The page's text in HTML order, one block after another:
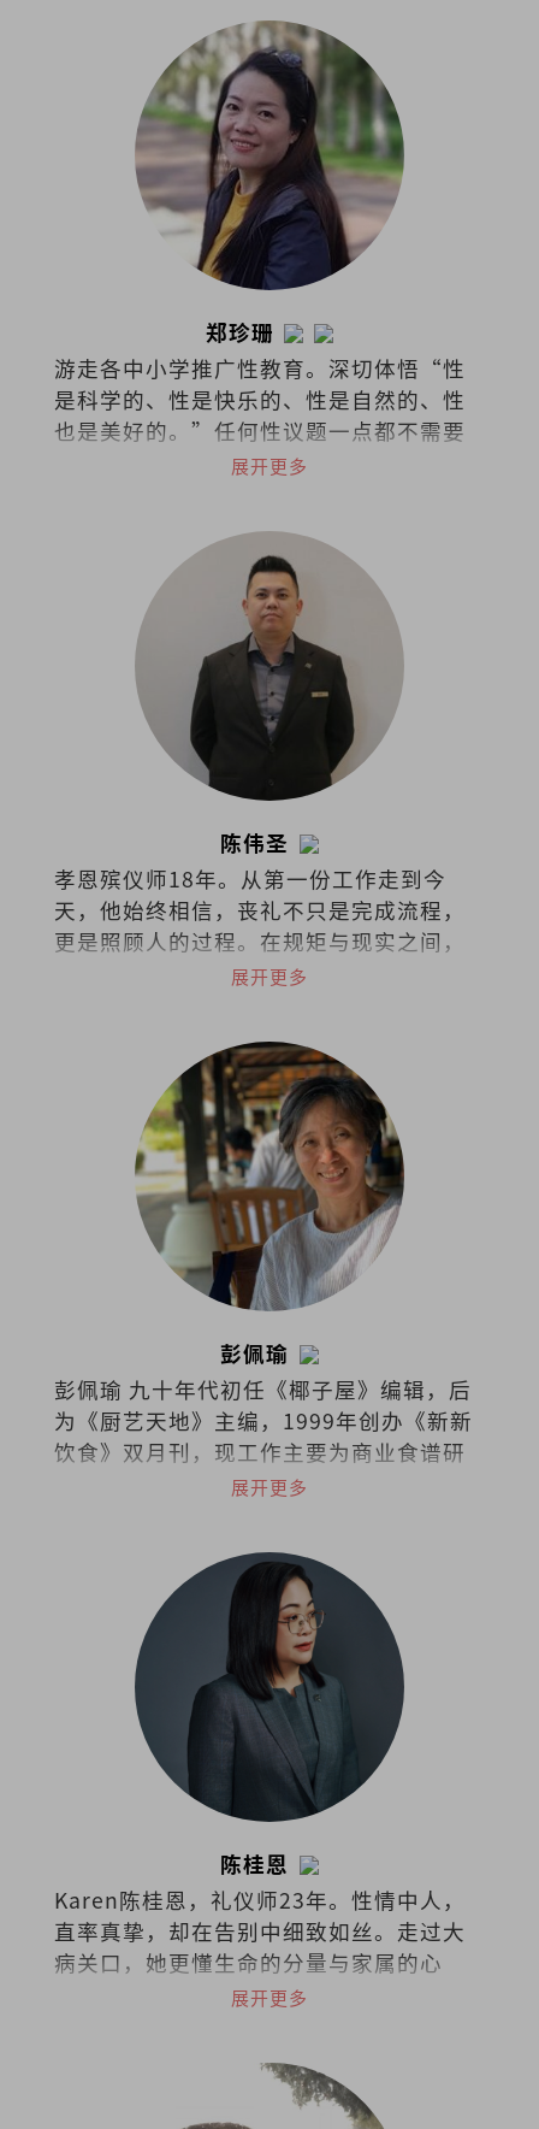
郑珍珊
游走各中小学推广性教育。深切体悟“性
是科学的、性是快乐的、性是自然的、性
也是美好的。”任何性议题一点都不需要
过于隐秘不谈，尤其对身体的认识与接纳
展开更多
陈伟圣
孝恩殡仪师18年。从第一份工作走到今
天，他始终相信，丧礼不只是完成流程，
更是照顾人的过程。在规矩与现实之间，
他选择把同理留给活着的人。
展开更多
彭佩瑜
彭佩瑜 九十年代初任《椰子屋》编辑，后
为《厨艺天地》主编，1999年创办《新新
饮食》双月刊，现工作主要为商业食谱研
发、策划私房菜和烹饪课程。最喜欢的饮
展开更多
陈桂恩
Karen陈桂恩，礼仪师23年。性情中人，
直率真挚，却在告别中细致如丝。走过大
病关口，她更懂生命的分量与家属的心
事。她以专业稳住仪式的每一步，也以共
展开更多